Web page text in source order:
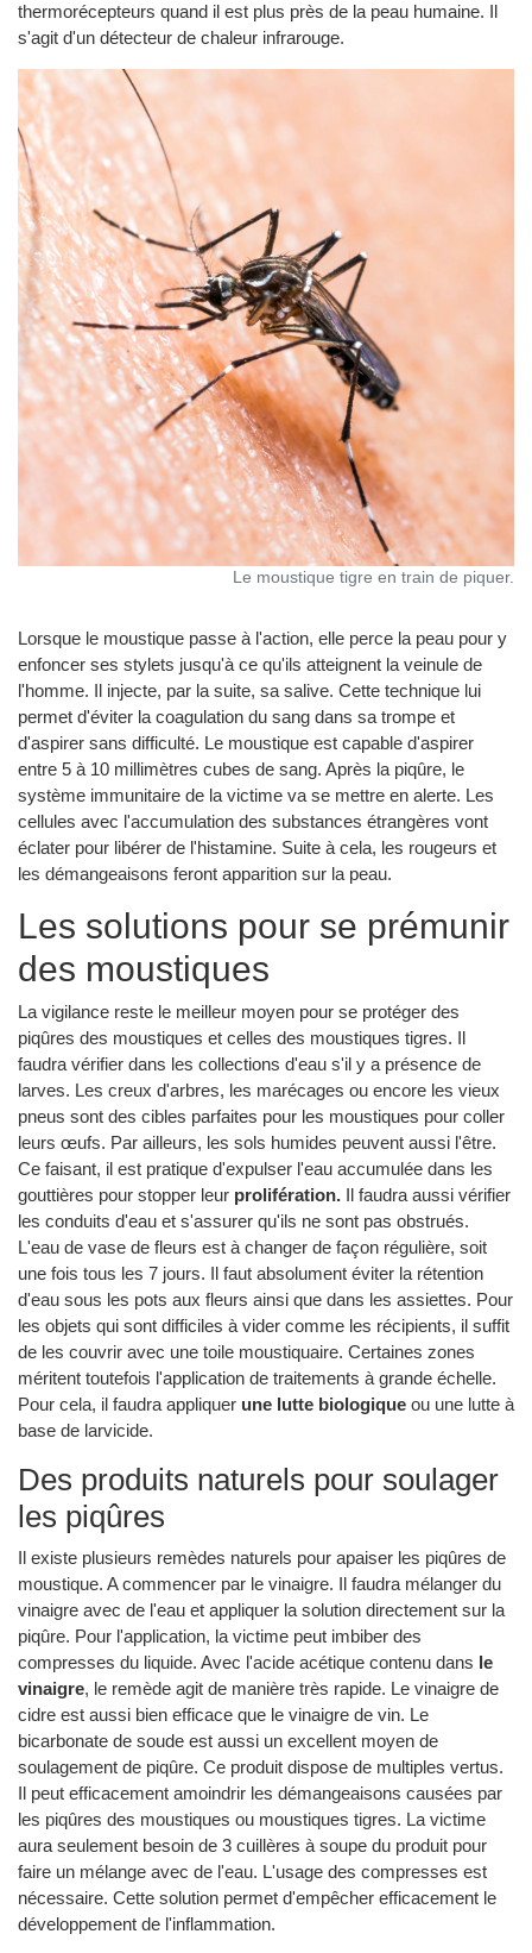
thermorécepteurs quand il est plus près de la peau humaine. Il
s'agit d'un détecteur de chaleur infrarouge.
Le moustique tigre en train de piquer.
Lorsque le moustique passe à l'action, elle perce la peau pour y
enfoncer ses stylets jusqu'à ce qu'ils atteignent la veinule de
l'homme. Il injecte, par la suite, sa salive. Cette technique lui
permet d'éviter la coagulation du sang dans sa trompe et
d'aspirer sans difficulté. Le moustique est capable d'aspirer
entre 5 à 10 millimètres cubes de sang. Après la piqûre, le
système immunitaire de la victime va se mettre en alerte. Les
cellules avec l'accumulation des substances étrangères vont
éclater pour libérer de l'histamine. Suite à cela, les rougeurs et
les démangeaisons feront apparition sur la peau.
Les solutions pour se prémunir
des moustiques
La vigilance reste le meilleur moyen pour se protéger des
piqûres des moustiques et celles des moustiques tigres. Il
faudra vérifier dans les collections d'eau s'il y a présence de
larves. Les creux d'arbres, les marécages ou encore les vieux
pneus sont des cibles parfaites pour les moustiques pour coller
leurs œufs. Par ailleurs, les sols humides peuvent aussi l'être.
Ce faisant, il est pratique d'expulser l'eau accumulée dans les
gouttières pour stopper leur prolifération. Il faudra aussi vérifier
les conduits d'eau et s'assurer qu'ils ne sont pas obstrués.
L'eau de vase de fleurs est à changer de façon régulière, soit
une fois tous les 7 jours. Il faut absolument éviter la rétention
d'eau sous les pots aux fleurs ainsi que dans les assiettes. Pour
les objets qui sont difficiles à vider comme les récipients, il suffit
de les couvrir avec une toile moustiquaire. Certaines zones
méritent toutefois l'application de traitements à grande échelle.
Pour cela, il faudra appliquer une lutte biologique ou une lutte à
base de larvicide.
Des produits naturels pour soulager
les piqûres
Il existe plusieurs remèdes naturels pour apaiser les piqûres de
moustique. A commencer par le vinaigre. Il faudra mélanger du
vinaigre avec de l'eau et appliquer la solution directement sur la
piqûre. Pour l'application, la victime peut imbiber des
compresses du liquide. Avec l'acide acétique contenu dans le
vinaigre, le remède agit de manière très rapide. Le vinaigre de
cidre est aussi bien efficace que le vinaigre de vin. Le
bicarbonate de soude est aussi un excellent moyen de
soulagement de piqûre. Ce produit dispose de multiples vertus.
Il peut efficacement amoindrir les démangeaisons causées par
les piqûres des moustiques ou moustiques tigres. La victime
aura seulement besoin de 3 cuillères à soupe du produit pour
faire un mélange avec de l'eau. L'usage des compresses est
nécessaire. Cette solution permet d'empêcher efficacement le
développement de l'inflammation.